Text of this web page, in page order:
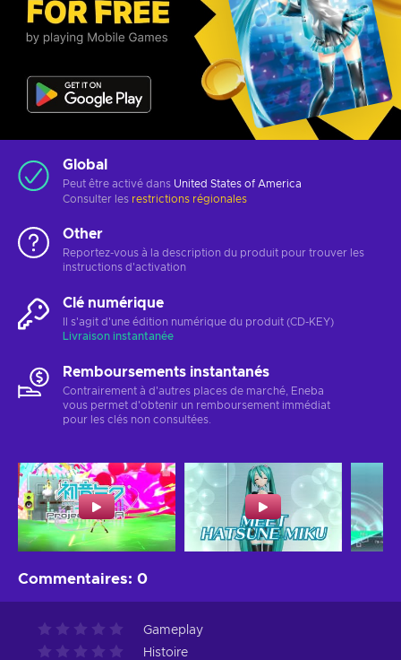
Global
Peut être activé dans United States of America
Consulter les restrictions régionales
Other
Reportez-vous à la description du produit pour trouver les
instructions d'activation
Clé numérique
Il s'agit d'une édition numérique du produit (CD-KEY)
Livraison instantanée
Remboursements instantanés
Contrairement à d'autres places de marché, Eneba
vous permet d'obtenir un remboursement immédiat
pour les clés non consultées.
Commentaires: 0
Gameplay
Histoire